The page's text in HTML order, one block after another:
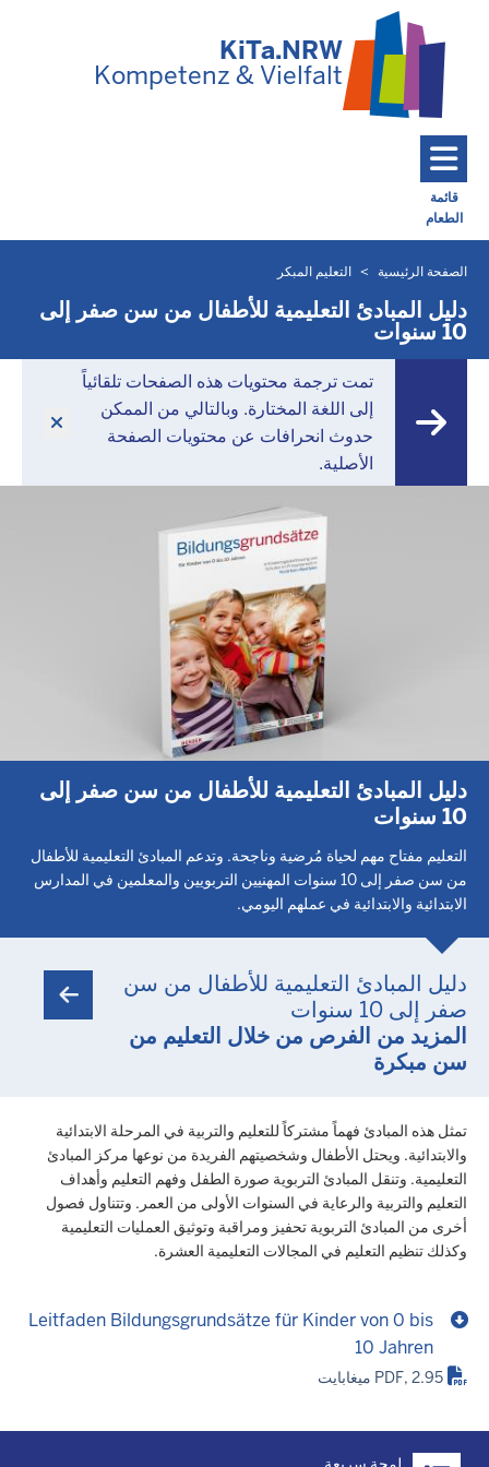
KiTa.NRW
Kompetenz & Vielfalt
قائمة
الطعام
Toggle navigation: Main Menu
أنت
موجود
هنا
الصفحة الرئيسية التعليم المبكر
دليل المبادئ التعليمية للأطفال من سن صفر إلى
10 سنوات
تمت ترجمة محتويات هذه الصفحات تلقائياً
إلى اللغة المختارة. وبالتالي من الممكن
حدوث انحرافات عن محتويات الصفحة
الأصلية.
دليل المبادئ التعليمية للأطفال من سن صفر إلى
10 سنوات
التعليم مفتاح مهم لحياة مُرضية وناجحة. وتدعم المبادئ التعليمية للأطفال
من سن صفر إلى 10 سنوات المهنيين التربويين والمعلمين في المدارس
الابتدائية والابتدائية في عملهم اليومي.
دليل المبادئ التعليمية للأطفال من سن
صفر إلى 10 سنوات
المزيد من الفرص من خلال التعليم من
سن مبكرة
تمثل هذه المبادئ فهماً مشتركاً للتعليم والتربية في المرحلة الابتدائية
والابتدائية. ويحتل الأطفال وشخصيتهم الفريدة من نوعها مركز المبادئ
التعليمية. وتنقل المبادئ التربوية صورة الطفل وفهم التعليم وأهداف
التعليم والتربية والرعاية في السنوات الأولى من العمر. وتتناول فصول
أخرى من المبادئ التربوية تحفيز ومراقبة وتوثيق العمليات التعليمية
وكذلك تنظيم التعليم في المجالات التعليمية العشرة.
Leitfaden Bildungsgrundsätze für Kinder von 0 bis
10 Jahren
PDF, 2.95 ميغابايت